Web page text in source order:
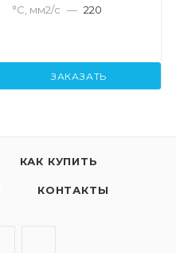
°С, мм2/с — 220
ЗАКАЗАТЬ
КАК КУПИТЬ
КОНТАКТЫ